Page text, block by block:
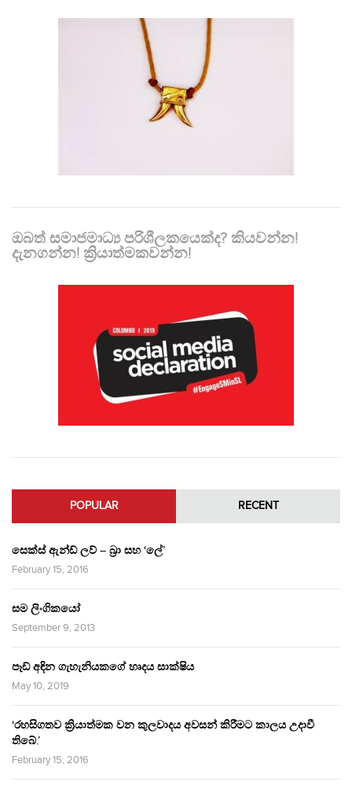
ඔබත් සමාජමාධ්‍ය පරිශීලකයෙක්ද? කියවන්න!
දැනගන්න! ක්‍රියාත්මකවන්න!
POPULAR RECENT
සෙක්ස් ඇන්ඩ් ලව් – බ්‍රා සහ ‘ලේ’
February 15, 2016
සම ලිංගිකයෝ
September 9, 2013
පෑඩ් අඳින ගැහැනියකගේ හෘදය සාක්ෂිය
May 10, 2019
‘රහසිගතව ක්‍රියාත්මක වන කුලවාදය අවසන් කිරීමට කාලය උදාවී
තිබේ.’
February 15, 2016